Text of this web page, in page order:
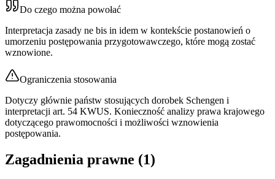
Do czego można powołać
Interpretacja zasady ne bis in idem w kontekście postanowień o
umorzeniu postępowania przygotowawczego, które mogą zostać
wznowione.
Ograniczenia stosowania
Dotyczy głównie państw stosujących dorobek Schengen i
interpretacji art. 54 KWUS. Konieczność analizy prawa krajowego
dotyczącego prawomocności i możliwości wznowienia
postępowania.
Zagadnienia prawne (1)